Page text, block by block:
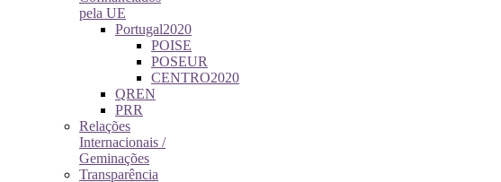
pela UE
Portugal2020
POISE
POSEUR
CENTRO2020
QREN
PRR
Relações
Internacionais /
Geminações
Transparência